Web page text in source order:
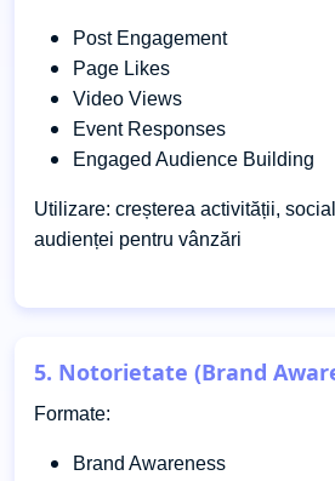
Post Engagement
Page Likes
Video Views
Event Responses
Engaged Audience Building
Utilizare: creșterea activității,
audienței pentru vânzări
5. Notorietate (Brand
Formate:
Brand Awareness